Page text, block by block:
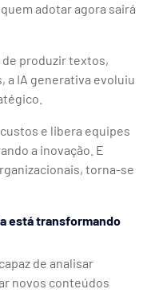
adotar agora sairá
de produzir textos,
a IA generativa evoluiu
e libera equipes
a inovação. E
torna-se
está transformando
de analisar
novos conteúdos